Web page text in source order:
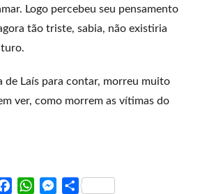
Logo percebeu seu pensamento
tão triste, sabia, não existiria
de Laís para contar, morreu muito
ver, como morrem as vítimas do
W M S